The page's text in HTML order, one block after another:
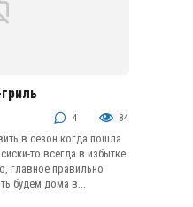
4 84
в сезон когда пошла
то всегда в избытке.
главное правильно
будем дома в...